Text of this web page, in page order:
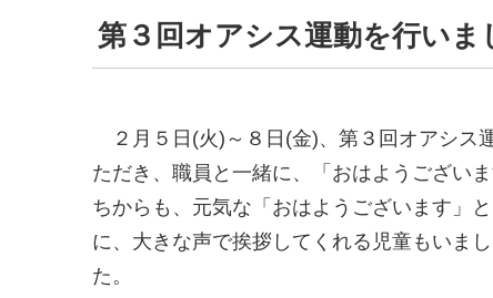
第３回オアシス運動を行いま
２月５日(火)～８日(金)、第３回オアシス
ただき、職員と一緒に、「おはようござい
ちからも、元気な「おはようございます」
に、大きな声で挨拶してくれる児童もいま
た。